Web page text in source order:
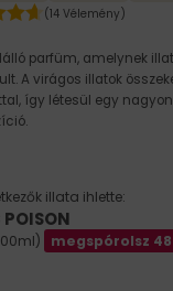
(14 Vélemény)
parfüm, amelynek
A virágos illatok
így létesül egy
illata ihlette:
megspórolsz